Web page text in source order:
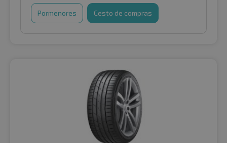
Pormenores Cesto de compras